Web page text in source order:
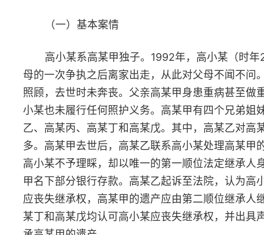
受遗赠人有本条第一款规定行为的，丧失受遗赠权。
五、 “挂床住院”不诚信，产生费用应自担——喻某诉李某等机
（一）基本案情
2021年5月某日，李某驾驶小型越野车与停放在路边的轻便二
摩托车及坐在车上的喻某发生碰撞，造成喻某受伤、车辆受损的交
事故，交警部门认定李某负全部责任。喻某受伤后先后四次住院治
疗，共住院801天。事故发生前，李某在某保险公司投保了“交强险
100万元的“商业三者险”。喻某因与李某、某保险公司就赔偿事宜
成一致，遂诉至法院请求判令李某、某保险公司赔偿各项损失60
元。